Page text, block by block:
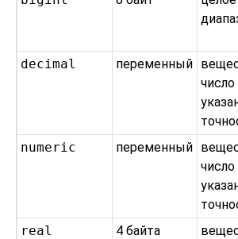
decimal
переменный
число
numeric переменный
число
real 4 байта